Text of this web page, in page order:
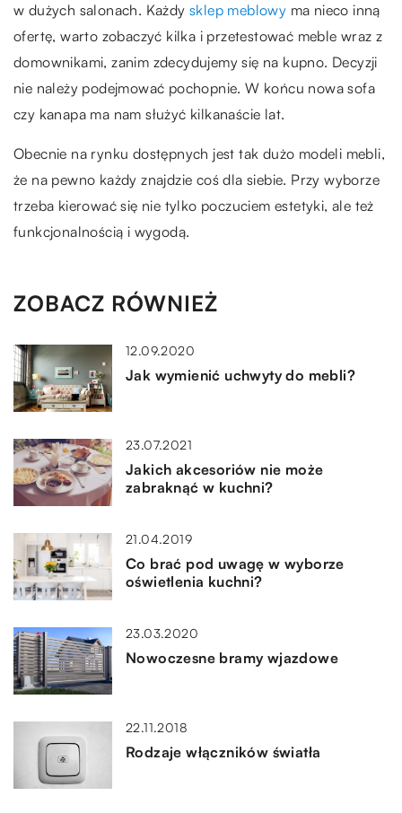
w dużych salonach. Każdy sklep meblowy ma nieco inną
ofertę, warto zobaczyć kilka i przetestować meble wraz z
domownikami, zanim zdecydujemy się na kupno. Decyzji
nie należy podejmować pochopnie. W końcu nowa sofa
czy kanapa ma nam służyć kilkanaście lat.
Obecnie na rynku dostępnych jest tak dużo modeli mebli,
że na pewno każdy znajdzie coś dla siebie. Przy wyborze
trzeba kierować się nie tylko poczuciem estetyki, ale też
funkcjonalnością i wygodą.
ZOBACZ RÓWNIEŻ
12.09.2020
Jak wymienić uchwyty do mebli?
23.07.2021
Jakich akcesoriów nie może
zabraknąć w kuchni?
21.04.2019
Co brać pod uwagę w wyborze
oświetlenia kuchni?
23.03.2020
Nowoczesne bramy wjazdowe
22.11.2018
Rodzaje włączników światła